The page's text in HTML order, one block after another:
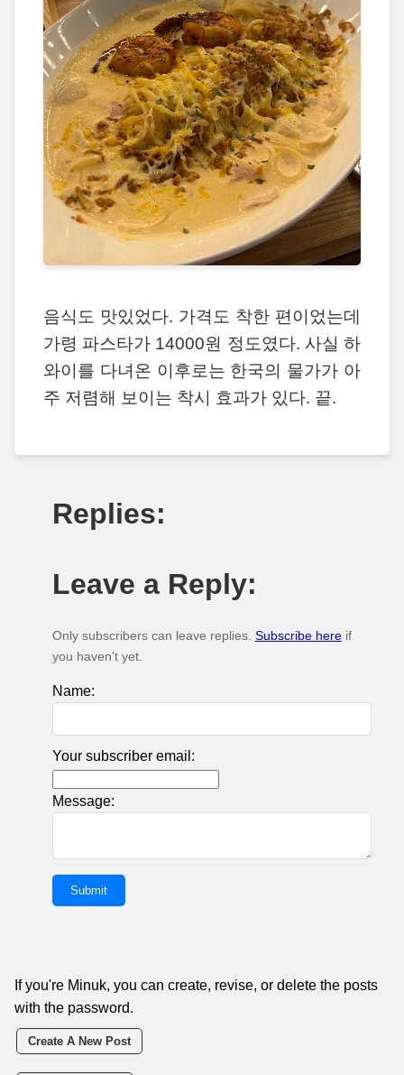
음식도 맛있었다. 가격도 착한 편이었는데
가령 파스타가 14000원 정도였다. 사실 하
와이를 다녀온 이후로는 한국의 물가가 아
주 저렴해 보이는 착시 효과가 있다. 끝.
Replies:
Leave a Reply:
Only subscribers can leave replies. Subscribe hereif
you haven't yet.
Name:
Your subscriber email:
Message:
If you're Minuk, you can create, revise, or delete the posts
with the password.
Create A New Post